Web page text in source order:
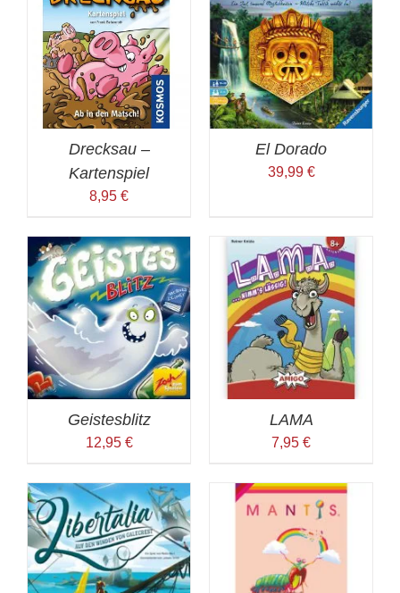
Drecksau –
Kartenspiel
8,95 €
El Dorado
39,99 €
Geistesblitz
12,95 €
LAMA
7,95 €